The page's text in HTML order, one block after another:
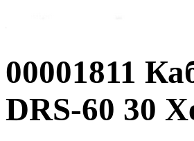
00001811
DRS-60 30